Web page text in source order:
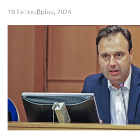
18 Σεπτεμβρίου, 2024